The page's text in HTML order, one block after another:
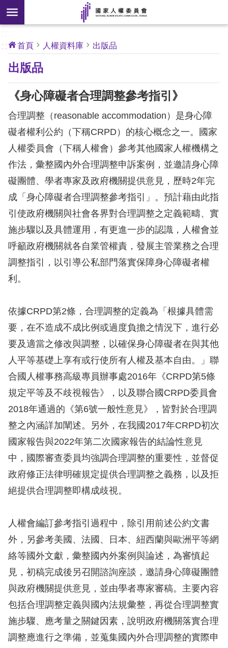
前往主要內容區塊
搜
尋
開
核
心
權
約
關
於
本
會
最
新
消
息
人
權
業
核
心
權
公
約
陳
申
訴
人
料
庫
無
障
礙
捷
鍵
:::
首頁 人權資料庫 出版品
出版品
《身心障礙者合理調整參考指引》
合理調整（reasonable accommodation）是身心障
礙者權利公約（下稱CRPD）的核心概念之一。國家
人權委員會（下稱人權會）參考其他國家人權機構之
作法，彙整國內外合理調整申訴案例，並邀請身心障
礙團體、學者專家及政府機關提供意見，歷時2年完
成「身心障礙者合理調整參考指引」。預計藉由此指
引使政府機關與社會各界對合理調整之定義範疇、實
施步驟以及具體運用，有更進一步的認識，人權會並
呼籲政府機關就各自業管權責，發展主管業務之合理
調整指引，以引導公私部門落實保障身心障礙者權
利。
依據CRPD第2條，合理調整的定義為「根據具體需
要，在不造成不成比例或過度負擔之情況下，進行必
要及適當之修改與調整，以確保身心障礙者在與其他
人平等基礎上享有或行使所有人權及基本自由。」聯
合國人權事務高級專員辦事處2016年《CRPD第5條
規定平等及不歧視報告》，以及聯合國CRPD委員會
2018年通過的《第6號一般性意見》，皆對於合理調
整之內涵詳加闡述。另外，在我國2017年CRPD初次
國家報告與2022年第二次國家報告的結論性意見
中，國際審查委員均強調合理調整的重要性，並督促
政府修正法律明確規定提供合理調整之義務，以及拒
絕提供合理調整即構成歧視。
人權會編訂參考指引過程中，除引用前述公約文書
外，另參考美國、法國、日本、紐西蘭與歐洲平等網
絡等國外文獻，彙整國內外案例與論述，為審慎起
見，初稿完成後另召開諮詢座談，邀請身心障礙團體
與政府機關提供意見，並由學者專家審稿。主要內容
包括合理調整定義與國內法規彙整，再從合理調整實
施步驟、應考量之關鍵因素，說明政府機關落實合理
調整應進行之準備，並蒐集國內外合理調整的實際申